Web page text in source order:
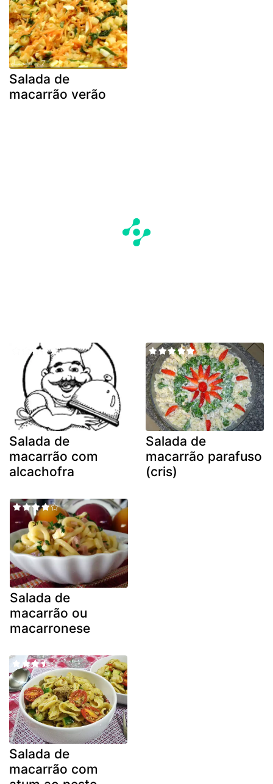
Salada de
macarrão verão
Salada de
macarrão com
alcachofra
Salada de
macarrão parafuso
(cris)
Salada de
macarrão ou
macarronese
Salada de
macarrão com